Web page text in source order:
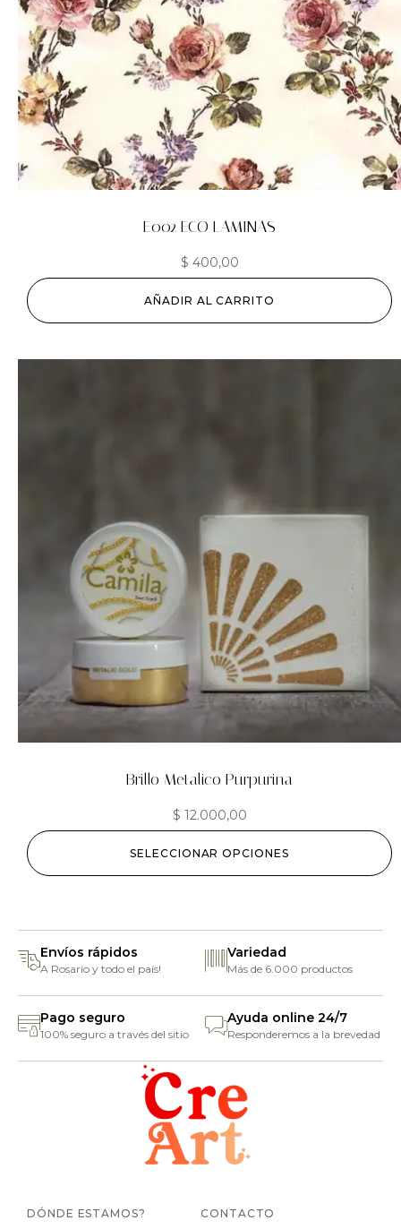
E002 ECO LAMINAS
$ 400,00
AÑADIR AL CARRITO
Brillo Metalico Purpurina
$ 12.000,00
SELECCIONAR OPCIONES
Envíos rápidos
A Rosario y todo el país!
Variedad
Más de 6.000 productos
Pago seguro
100% seguro a través del sitio
Ayuda online 24/7
Responderemos a la brevedad
DÓNDE ESTAMOS? CONTACTO